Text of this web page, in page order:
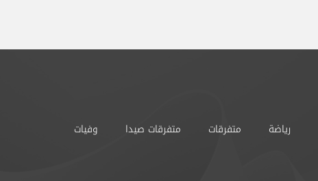
رياضة متفرقات متفرقات صيدا وفيات